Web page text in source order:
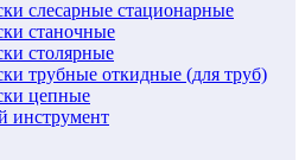
слесарные стационарные
станочные
столярные
трубные откидные (для труб)
цепные
инструмент